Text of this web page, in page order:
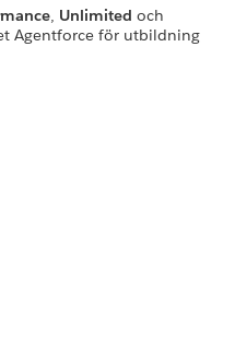
, Unlimited och
Agentforce för utbildning